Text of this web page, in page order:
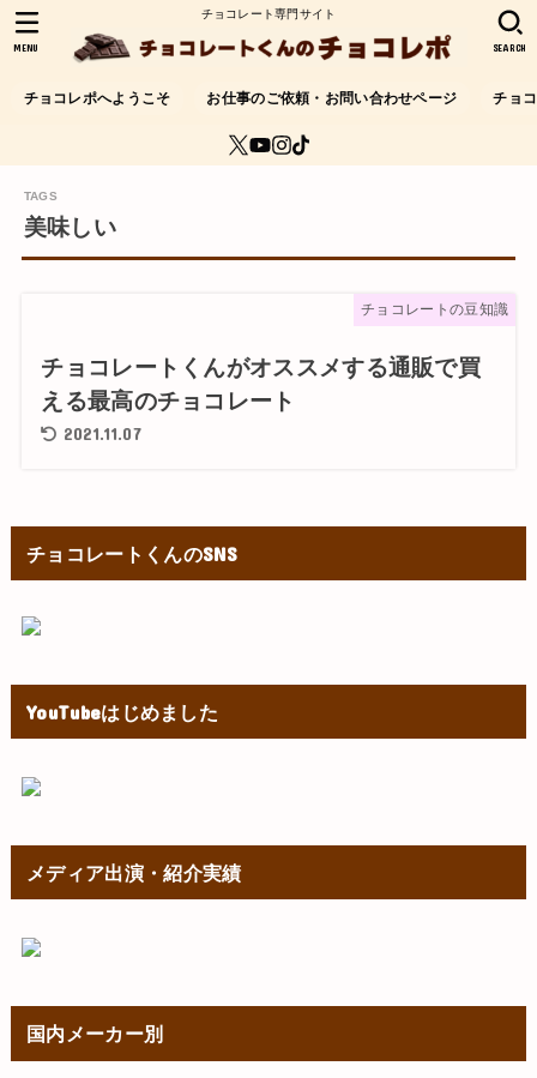
チョコレート専門サイト
チョコレポへようこそ お仕事のご依頼・お問い合わせページ チョ
SEARCH
MENU
美味しい
チョコレートの豆知識
チョコレートくんがオススメする通販で買
える最高のチョコレート
2021.11.07
チョコレートくんのSNS
YouTubeはじめました
メディア出演・紹介実績
国内メーカー別